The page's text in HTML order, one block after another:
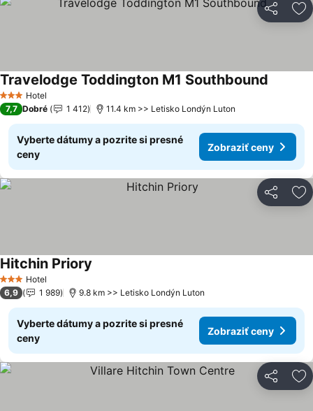
Zdieľať
3 Počet hviezdičiek
Hotel
Travelodge Toddington M1 Southbound
7,7 Dobré 1 412 11.4 km >> Letisko Londýn Luton
Vyberte dátumy a pozrite si presné
ceny
Zobraziť ceny
Zdieľať
3 Počet hviezdičiek
Hotel
Hitchin Priory
6,9 1 989 9.8 km >> Letisko Londýn Luton
Vyberte dátumy a pozrite si presné
ceny
Zobraziť ceny
Zdieľať